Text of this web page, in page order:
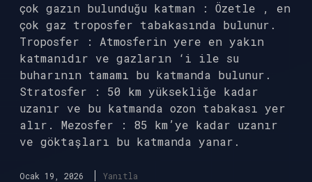
çok gazın bulunduğu katman : Özetle , en
çok gaz troposfer tabakasında bulunur.
Troposfer : Atmosferin yere en yakın
katmanıdır ve gazların ‘i ile su
buharının tamamı bu katmanda bulunur.
Stratosfer : 50 km yüksekliğe kadar
uzanır ve bu katmanda ozon tabakası yer
alır. Mezosfer : 85 km’ye kadar uzanır
ve göktaşları bu katmanda yanar.
Ocak 19, 2026 Yanıtla